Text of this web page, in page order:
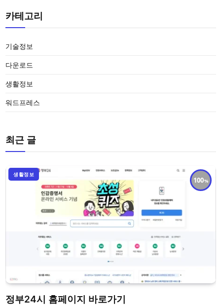
카테고리
기술정보
다운로드
생활정보
워드프레스
최근 글
100
생활정보
정부24시 홈페이지 바로가기